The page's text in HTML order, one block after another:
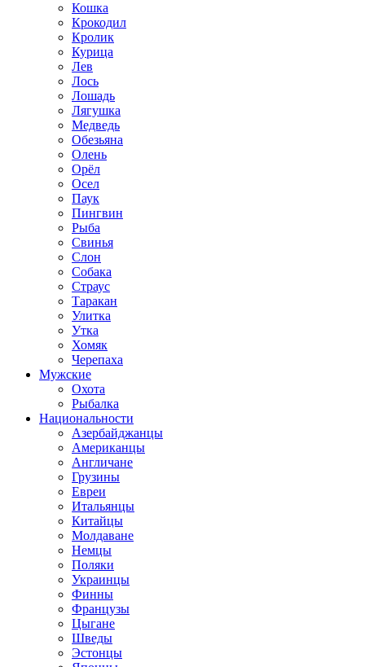
Кошка
Крокодил
Кролик
Курица
Лев
Лось
Лошадь
Лягушка
Медведь
Обезьяна
Олень
Орёл
Осел
Паук
Пингвин
Рыба
Свинья
Слон
Собака
Страус
Таракан
Улитка
Утка
Хомяк
Черепаха
Мужские
Охота
Рыбалка
Национальности
Азербайджанцы
Американцы
Англичане
Грузины
Евреи
Итальянцы
Китайцы
Молдаване
Немцы
Поляки
Украинцы
Финны
Французы
Цыгане
Шведы
Эстонцы